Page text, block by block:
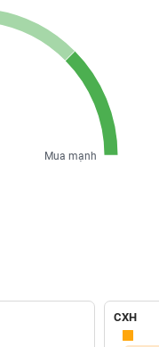
Mua mạnh
CXH